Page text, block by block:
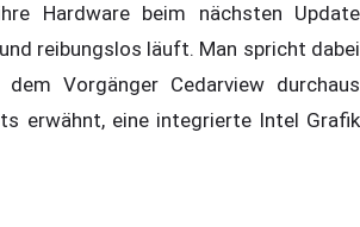
Hardware beim nächsten Update
reibungslos läuft. Man spricht dabei
Vorgänger Cedarview durchaus
erwähnt, eine integrierte Intel Grafik